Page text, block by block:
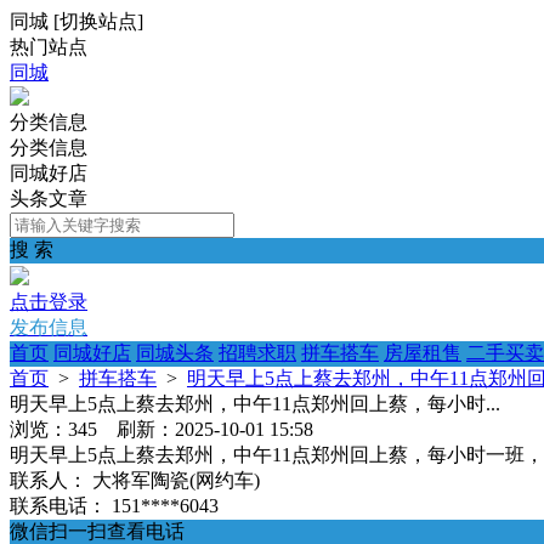
同城 [切换站点]
热门站点
同城
分类信息
分类信息
同城好店
头条文章
搜 索
点击登录
发布信息
首页 同城好店 同城头条 招聘求职 拼车搭车 房屋租售 二手买卖
首页 > 拼车搭车 > 明天早上5点上蔡去郑州，中午11点郑州
明天早上5点上蔡去郑州，中午11点郑州回上蔡，每小时...
浏览：345 刷新：2025-10-01 15:58
明天早上5点上蔡去郑州，中午11点郑州回上蔡，每小时一班
联系人：
大将军陶瓷(网约车)
联系电话：
151****6043
微信扫一扫查看电话